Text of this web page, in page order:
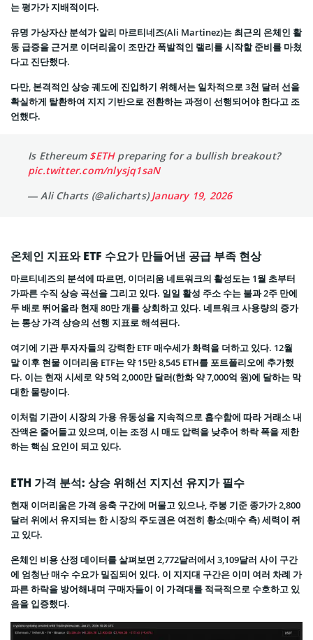
는 평가가 지배적이다.
유명 가상자산 분석가 알리 마르티네즈(Ali Martinez)는 최근의 온체인 활
동 급증을 근거로 이더리움이 조만간 폭발적인 랠리를 시작할 준비를 마쳤
다고 진단했다.
다만, 본격적인 상승 궤도에 진입하기 위해서는 일차적으로 3천 달러 선을
확실하게 탈환하여 지지 기반으로 전환하는 과정이 선행되어야 한다고 조
언했다.
Is Ethereum $ETHpreparing for a bullish breakout?
pic.twitter.com/nlysjq1saN
— Ali Charts (@alicharts)January 19, 2026
온체인 지표와 ETF 수요가 만들어낸 공급 부족 현상
마르티네즈의 분석에 따르면, 이더리움 네트워크의 활성도는 1월 초부터
가파른 수직 상승 곡선을 그리고 있다. 일일 활성 주소 수는 불과 2주 만에
두 배로 뛰어올라 현재 80만 개를 상회하고 있다. 네트워크 사용량의 증가
는 통상 가격 상승의 선행 지표로 해석된다.
여기에 기관 투자자들의 강력한 ETF 매수세가 화력을 더하고 있다. 12월
말 이후 현물 이더리움 ETF는 약 15만 8,545 ETH를 포트폴리오에 추가했
다. 이는 현재 시세로 약 5억 2,000만 달러(한화 약 7,000억 원)에 달하는 막
대한 물량이다.
이처럼 기관이 시장의 가용 유동성을 지속적으로 흡수함에 따라 거래소 내
잔액은 줄어들고 있으며, 이는 조정 시 매도 압력을 낮추어 하락 폭을 제한
하는 핵심 요인이 되고 있다.
ETH 가격 분석: 상승 위해선 지지선 유지가 필수
현재 이더리움은 가격 응축 구간에 머물고 있으나, 주봉 기준 종가가 2,800
달러 위에서 유지되는 한 시장의 주도권은 여전히 황소(매수 측) 세력이 쥐
고 있다.
온체인 비용 산정 데이터를 살펴보면 2,772달러에서 3,109달러 사이 구간
에 엄청난 매수 수요가 밀집되어 있다. 이 지지대 구간은 이미 여러 차례 가
파른 하락을 방어해내며 구매자들이 이 가격대를 적극적으로 수호하고 있
음을 입증했다.